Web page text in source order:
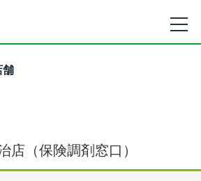
舗
店（保険調剤窓口）